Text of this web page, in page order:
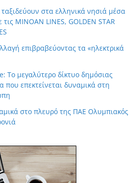
στα ελληνικά νησιά μέσα
MINOAN LINES, GOLDEN STAR
επιβραβεύοντας τα «ηλεκτρικά
Το μεγαλύτερο δίκτυο δημόσιας
που επεκτείνεται δυναμικά στη
στο πλευρό της ΠΑΕ Ολυμπιακός